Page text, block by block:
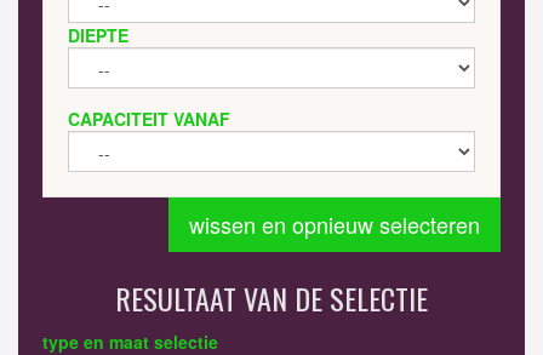
DIEPTE
CAPACITEIT VANAF
wissen en opnieuw selecteren
RESULTAAT VAN DE SELECTIE
type en maat selectie